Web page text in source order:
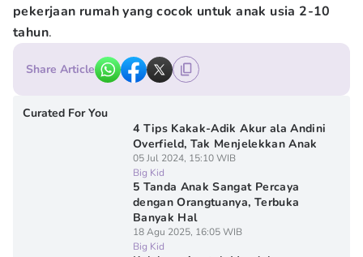
pekerjaan rumah yang cocok untuk anak usia 2-10
tahun.
Share Article
Curated For You
4 Tips Kakak-Adik Akur ala Andini
Overfield, Tak Menjelekkan Anak
05 Jul 2024, 15:10 WIB
Big Kid
5 Tanda Anak Sangat Percaya
dengan Orangtuanya, Terbuka
Banyak Hal
18 Agu 2025, 16:05 WIB
Big Kid